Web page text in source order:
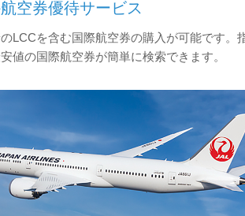
空券優待サービス
LCCを含む国際航空券の購入が可能です。
値の国際航空券が簡単に検索できます。